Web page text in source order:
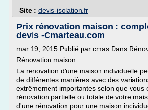
Site : devis-isolation.fr
Prix rénovation maison :
devis -Cmarteau.com
mar 19, 2015 Publié par cmas Dans
Rénovation maison
La rénovation d'une maison individuelle
de différentes manières avec des
extrêmement importantes selon que vous
rénovation partielle ou totale de votre
d'une rénovation pour une maison